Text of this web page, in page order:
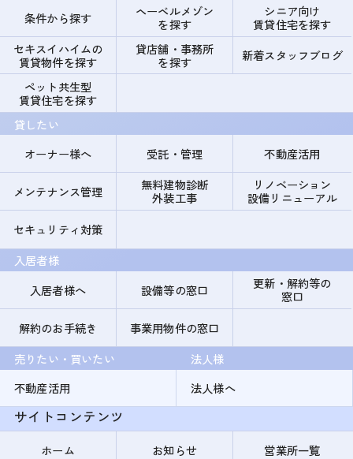
条件から探す
ヘーベルメゾン
を探す
シニア向け
賃貸住宅を探す
セキスイハイムの
賃貸物件を探す
貸店舗・事務所
を探す
新着スタッフブログ
ペット共生型
賃貸住宅を探す
貸したい
オーナー様へ
受託・管理 不動産活用
メンテナンス管理
無料建物診断
外装工事
リノベーション
設備リニューアル
セキュリティ対策
入居者様
入居者様へ
設備等の窓口
更新・解約等の
窓口
解約のお手続き
事業用物件の窓口
売りたい・買いたい
不動産活用
法人様
法人様へ
サイトコンテンツ
ホーム お知らせ 営業所一覧